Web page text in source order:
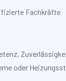
Fachkräfte
oder